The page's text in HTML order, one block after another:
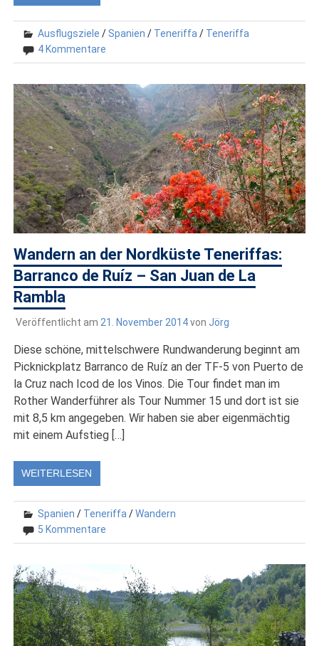
Ausflugsziele / Spanien / Teneriffa/ Teneriffa
4 Kommentare
Wandern an der Nordküste Teneriffas:
Barranco de Ruíz – San Juan de La
Rambla
Veröffentlicht am 21. November 2014von Jörg
Diese schöne, mittelschwere Rundwanderung beginnt am
Picknickplatz Barranco de Ruíz an der TF-5 von Puerto de
la Cruz nach Icod de los Vinos. Die Tour findet man im
Rother Wanderführer als Tour Nummer 15 und dort ist sie
mit 8,5 km angegeben. Wir haben sie aber eigenmächtig
mit einem Aufstieg […]
WEITERLESEN
Spanien / Teneriffa /Wandern
5 Kommentare